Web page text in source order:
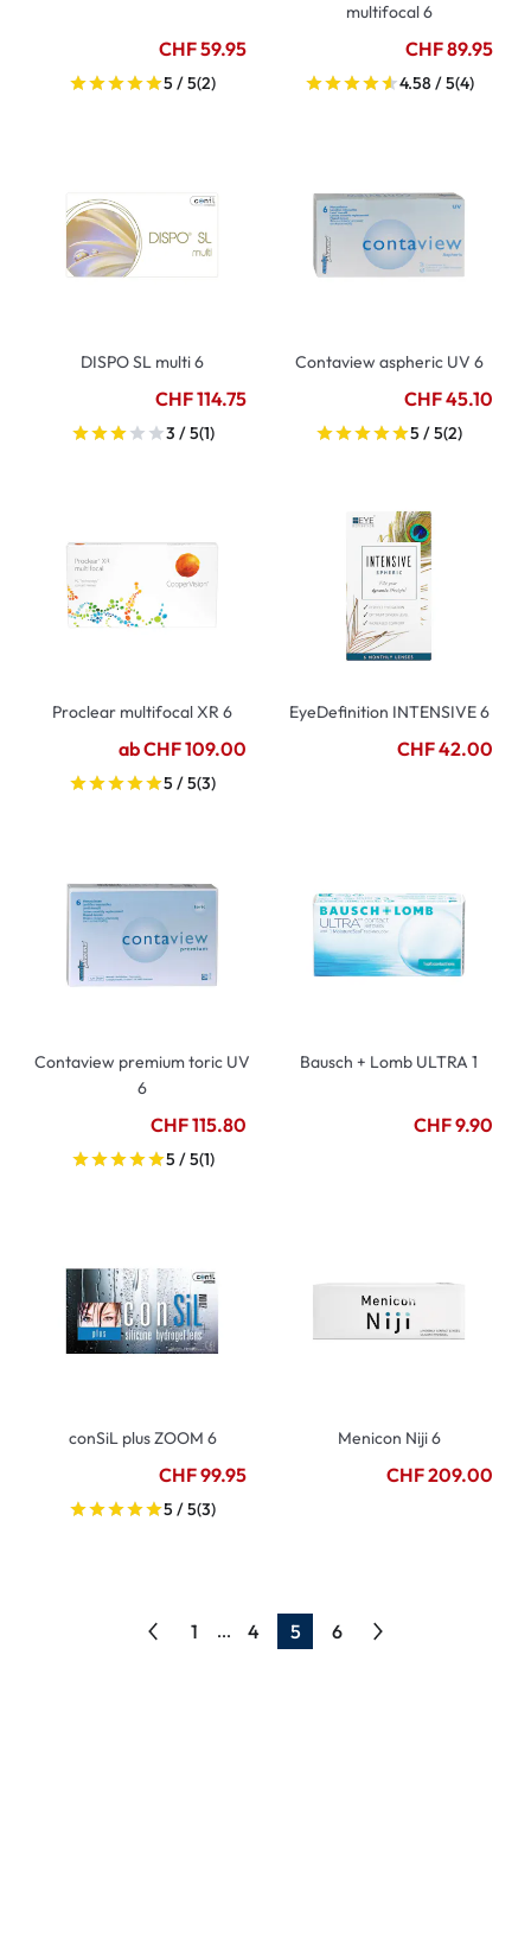
CHF 59.95
5 / 5(2)
multifocal 6
CHF 89.95
4.58 / 5(4)
DISPO SL multi 6
CHF 114.75
3 / 5(1)
Contaview aspheric UV 6
CHF 45.10
5 / 5(2)
Proclear multifocal XR 6
ab CHF 109.00
5 / 5(3)
EyeDefinition INTENSIVE 6
CHF 42.00
Contaview premium toric UV
6
CHF 115.80
5 / 5(1)
Bausch + Lomb ULTRA 1
CHF 9.90
conSiL plus ZOOM 6
CHF 99.95
5 / 5(3)
Menicon Niji 6
CHF 209.00
1 ... 4 5 6